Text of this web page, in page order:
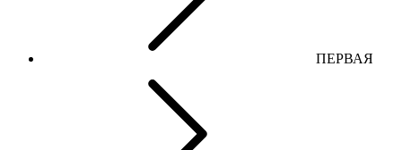
ПЕРВАЯ